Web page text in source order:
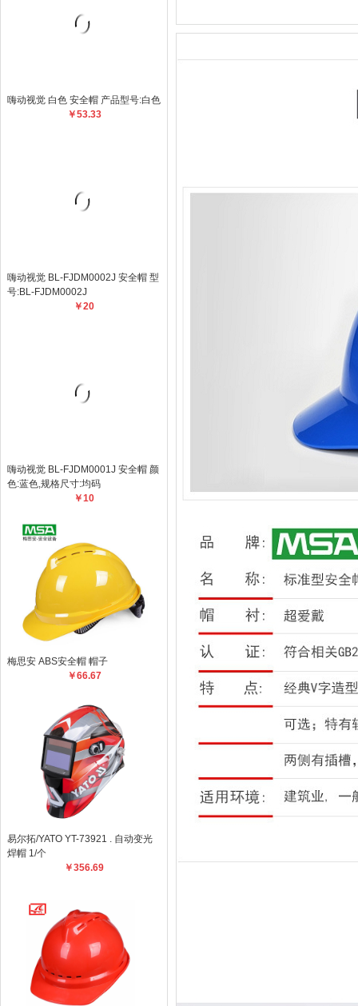
嗨动视觉 白色 安全帽 产品型号:白色
￥53.33
嗨动视觉 BL-FJDM0002J 安全帽 型
号:BL-FJDM0002J
￥20
嗨动视觉 BL-FJDM0001J 安全帽 颜
色:蓝色,规格尺寸:均码
￥10
梅思安 ABS安全帽 帽子
￥66.67
易尔拓/YATO YT-73921 . 自动变光
焊帽 1/个
￥356.69